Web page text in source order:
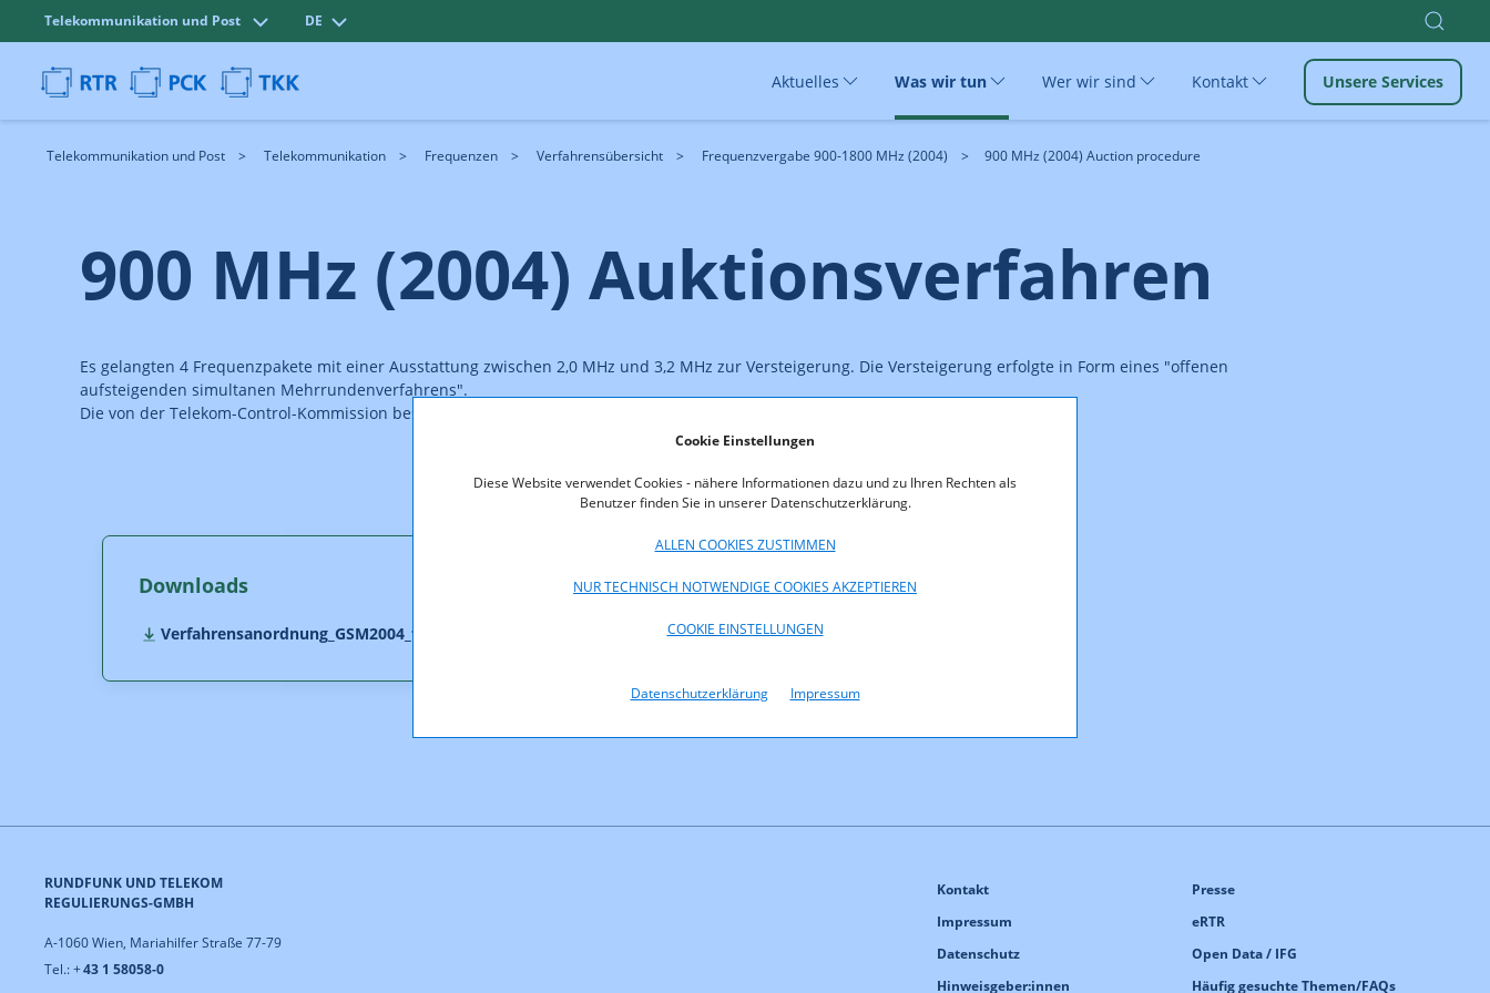
Cookie Einstellungen
Diese Website verwendet Cookies - nähere Informationen dazu und zu Ihren Rechten als
Benutzer finden Sie in unserer Datenschutzerklärung.
ALLEN COOKIES ZUSTIMMEN
NUR TECHNISCH NOTWENDIGE COOKIES AKZEPTIEREN
COOKIE EINSTELLUNGEN
Datenschutzerklärung Impressum
Telekommunikation und Post DE
Aktuelles Was wir tun Wer wir sind Kontakt Unsere Services
Telekommunikation und Post Telekommunikation Frequenzen Verfahrensübersicht Frequenzvergabe 900-1800 MHz (2004) 900 MHz (2004) Auction procedure
900 MHz (2004) Auktionsverfahren
Es gelangten 4 Frequenzpakete mit einer Ausstattung zwischen 2,0 MHz und 3,2 MHz zur Versteigerung. Die Versteigerung erfolgte in Form eines "offenen
aufsteigenden simultanen Mehrrundenverfahrens".
Die von der Telekom-Control-Kommission beschlossene Verfahrensanordnung zur Auktion steht hier zum Download bereit.
Downloads
Verfahrensanordnung_GSM2004_final.pdf (pdf, 112,3 KB)
RUNDFUNK UND TELEKOM
REGULIERUNGS-GMBH
A-1060 Wien, Mariahilfer Straße 77-79
Tel.: +43 1 58058-0
Presse
eRTR
Open Data / IFG
Häufig gesuchte Themen/FAQs
Kontakt
Impressum
Datenschutz
Hinweisgeber:innen